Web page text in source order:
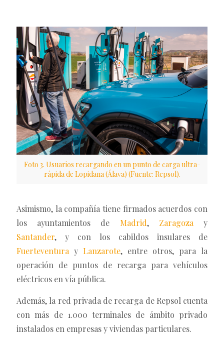
Foto 3. Usuarios recargando en un punto de carga ultra-
rápida de Lopidana (Álava) (Fuente: Repsol).
Asimismo, la compañía tiene firmados acuerdos con
los ayuntamientos de Madrid, Zaragoza y
Santander, y con los cabildos insulares de
Fuerteventura y Lanzarote, entre otros, para la
operación de puntos de recarga para vehículos
eléctricos en vía pública.
Además, la red privada de recarga de Repsol cuenta
con más de 1.000 terminales de ámbito privado
instalados en empresas y viviendas particulares.